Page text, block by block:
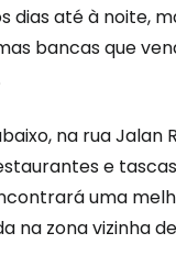
dias até à noite,
bancas que
na rua Jalan
e
uma
na zona vizinha de